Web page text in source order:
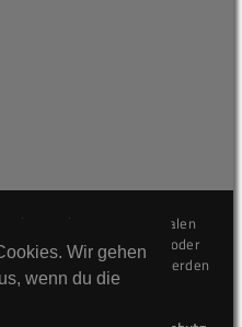
Wir gehen
wenn du die
dem internationalen
nicht kopiert, verändert oder
Gegen Verstöße werden